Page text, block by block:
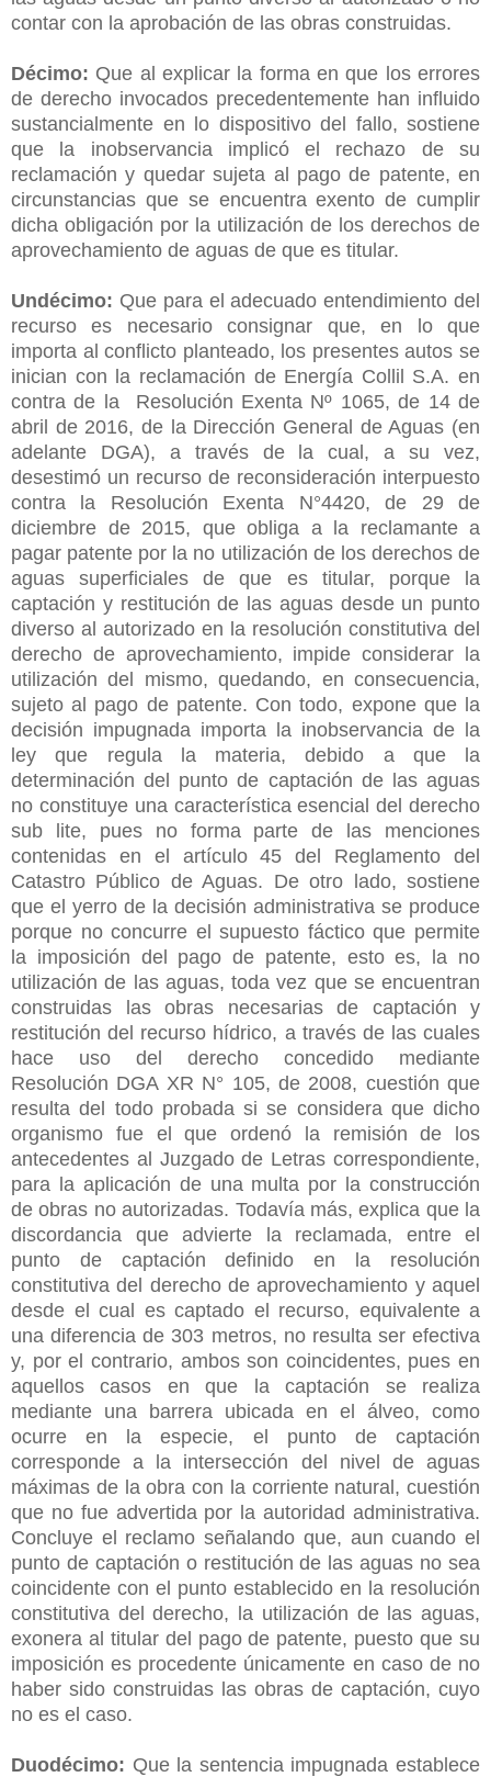
contar con la aprobación de las obras construidas.
Décimo: Que al explicar la forma en que los errores
de derecho invocados precedentemente han influido
sustancialmente en lo dispositivo del fallo, sostiene
que la inobservancia implicó el rechazo de su
reclamación y quedar sujeta al pago de patente, en
circunstancias que se encuentra exento de cumplir
dicha obligación por la utilización de los derechos de
aprovechamiento de aguas de que es titular.
Undécimo: Que para el adecuado entendimiento del
recurso es necesario consignar que, en lo que
importa al conflicto planteado, los presentes autos se
inician con la reclamación de Energía Collil S.A. en
contra de la Resolución Exenta Nº 1065, de 14 de
abril de 2016, de la Dirección General de Aguas (en
adelante DGA), a través de la cual, a su vez,
desestimó un recurso de reconsideración interpuesto
contra la Resolución Exenta N°4420, de 29 de
diciembre de 2015, que obliga a la reclamante a
pagar patente por la no utilización de los derechos de
aguas superficiales de que es titular, porque la
captación y restitución de las aguas desde un punto
diverso al autorizado en la resolución constitutiva del
derecho de aprovechamiento, impide considerar la
utilización del mismo, quedando, en consecuencia,
sujeto al pago de patente. Con todo, expone que la
decisión impugnada importa la inobservancia de la
ley que regula la materia, debido a que la
determinación del punto de captación de las aguas
no constituye una característica esencial del derecho
sub lite, pues no forma parte de las menciones
contenidas en el artículo 45 del Reglamento del
Catastro Público de Aguas. De otro lado, sostiene
que el yerro de la decisión administrativa se produce
porque no concurre el supuesto fáctico que permite
la imposición del pago de patente, esto es, la no
utilización de las aguas, toda vez que se encuentran
construidas las obras necesarias de captación y
restitución del recurso hídrico, a través de las cuales
hace uso del derecho concedido mediante
Resolución DGA XR N° 105, de 2008, cuestión que
resulta del todo probada si se considera que dicho
organismo fue el que ordenó la remisión de los
antecedentes al Juzgado de Letras correspondiente,
para la aplicación de una multa por la construcción
de obras no autorizadas. Todavía más, explica que la
discordancia que advierte la reclamada, entre el
punto de captación definido en la resolución
constitutiva del derecho de aprovechamiento y aquel
desde el cual es captado el recurso, equivalente a
una diferencia de 303 metros, no resulta ser efectiva
y, por el contrario, ambos son coincidentes, pues en
aquellos casos en que la captación se realiza
mediante una barrera ubicada en el álveo, como
ocurre en la especie, el punto de captación
corresponde a la intersección del nivel de aguas
máximas de la obra con la corriente natural, cuestión
que no fue advertida por la autoridad administrativa.
Concluye el reclamo señalando que, aun cuando el
punto de captación o restitución de las aguas no sea
coincidente con el punto establecido en la resolución
constitutiva del derecho, la utilización de las aguas,
exonera al titular del pago de patente, puesto que su
imposición es procedente únicamente en caso de no
haber sido construidas las obras de captación, cuyo
no es el caso.
Duodécimo: Que la sentencia impugnada establece